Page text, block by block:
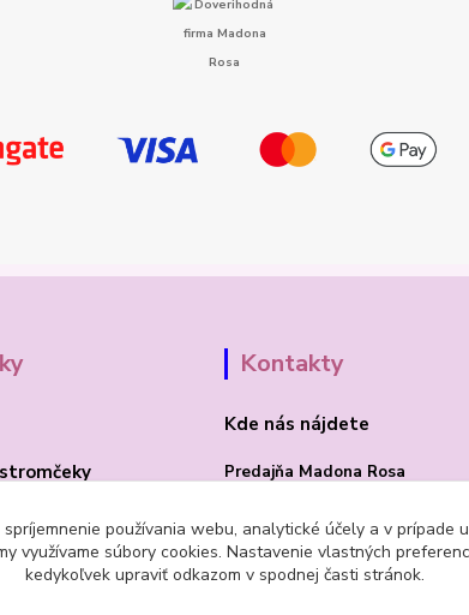
Kontakty
Kde nás nájdete
Predajňa Madona Rosa
PRIEVIDZA 97101
používania webu, analytické účely a v prípade
využívame súbory cookies. Nastavenie vlastných
kedykoľvek upraviť odkazom v spodnej časti stránok.